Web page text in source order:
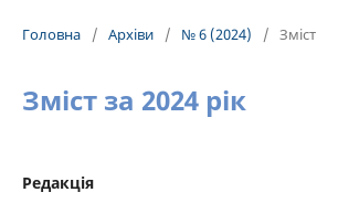
Головна / Архіви / № 6 (2024) / Зміст
Зміст за 2024 рік
Редакція